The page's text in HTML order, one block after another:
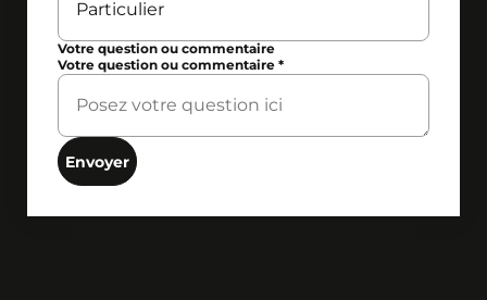
Votre question ou commentaire
Votre question ou commentaire*
Envoyer